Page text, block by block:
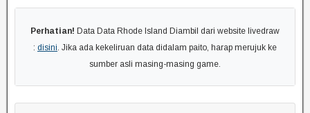
Perhatian! Data Data Rhode Island Diambil dari website livedraw
: disini. Jika ada kekeliruan data didalam paito, harap merujuk ke
sumber asli masing-masing game.